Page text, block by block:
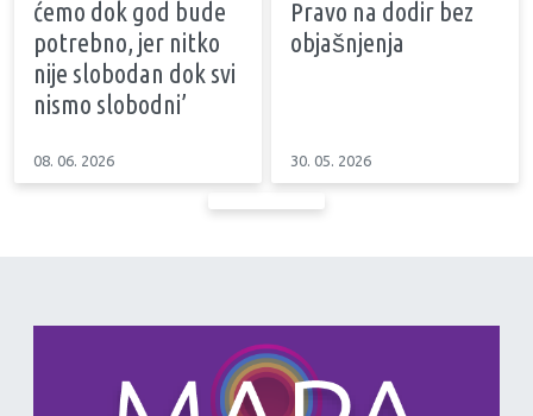
ćemo dok god bude
potrebno, jer nitko
nije slobodan dok svi
nismo slobodni’
08. 06. 2026
Pravo na dodir bez
objašnjenja
30. 05. 2026